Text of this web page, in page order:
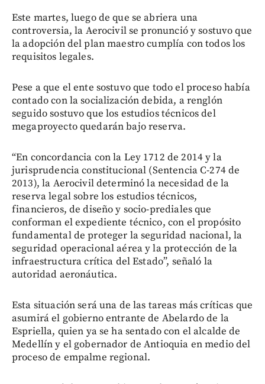
Este martes, luego de que se abriera una
controversia, la Aerocivil se pronunció y sostuvo que
la adopción del plan maestro cumplía con todos los
requisitos legales.
Pese a que el ente sostuvo que todo el proceso había
contado con la socialización debida, a renglón
seguido sostuvo que los estudios técnicos del
megaproyecto quedarán bajo reserva.
“En concordancia con la Ley 1712 de 2014 y la
jurisprudencia constitucional (Sentencia C-274 de
2013), la Aerocivil determinó la necesidad de la
reserva legal sobre los estudios técnicos,
financieros, de diseño y socio-prediales que
conforman el expediente técnico, con el propósito
fundamental de proteger la seguridad nacional, la
seguridad operacional aérea y la protección de la
infraestructura crítica del Estado”, señaló la
autoridad aeronáutica.
Esta situación será una de las tareas más críticas que
asumirá el gobierno entrante de Abelardo de la
Espriella, quien ya se ha sentado con el alcalde de
Medellín y el gobernador de Antioquia en medio del
proceso de empalme regional.